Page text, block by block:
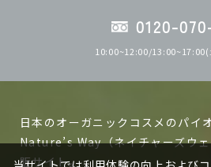
0120-
10:00~12:00/13:00~17:00(
日本のオーガニックコスメのパイ
Nature’s Way（ネイチャーズウ
販サイト。